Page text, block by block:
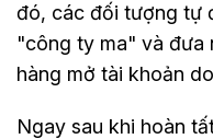
đó, các đối tượng tự
"công ty ma" và đưa
hàng mở tài khoản
Ngay sau khi hoàn